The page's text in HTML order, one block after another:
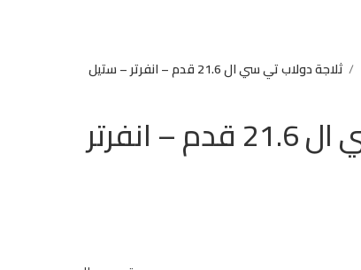
ثلاجة دولاب تي سي ال 21.6 قدم – انفرتر – ستيل
ثلاجة دولاب تي سي ال 21.6 قدم – انفرتر